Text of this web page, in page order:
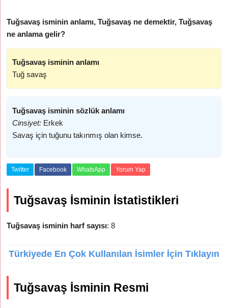
Tuğsavaş isminin anlamı, Tuğsavaş ne demektir, Tuğsavaş
ne anlama gelir?
Tuğsavaş isminin anlamı
Tuğ savaş
Tuğsavaş isminin sözlük anlamı
Cinsiyet: Erkek
Savaş için tuğunu takınmış olan kimse.
Twitter Facebook WhatsApp Yorum Yap
Tuğsavaş İsminin İstatistikleri
Tuğsavaş isminin harf sayısı: 8
Türkiyede En Çok Kullanılan İsimler İçin Tıklayın
Tuğsavaş İsminin Resmi